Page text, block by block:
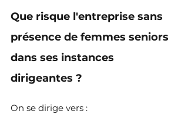
Que risque l'entreprise sans
présence de femmes seniors
dans ses instances
dirigeantes ?
On se dirige vers :